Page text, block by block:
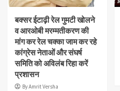
बक्सर ईटाढ़ी रेल गुमटी खोलने
व आरओबी मरम्मतीकरण की
मांग कर रेल चक्का जाम कर रहे
कांग्रेस नेताओं और संघर्ष
समिति को अविलंब रिहा करें
प्रशासन
By Amrit Versha